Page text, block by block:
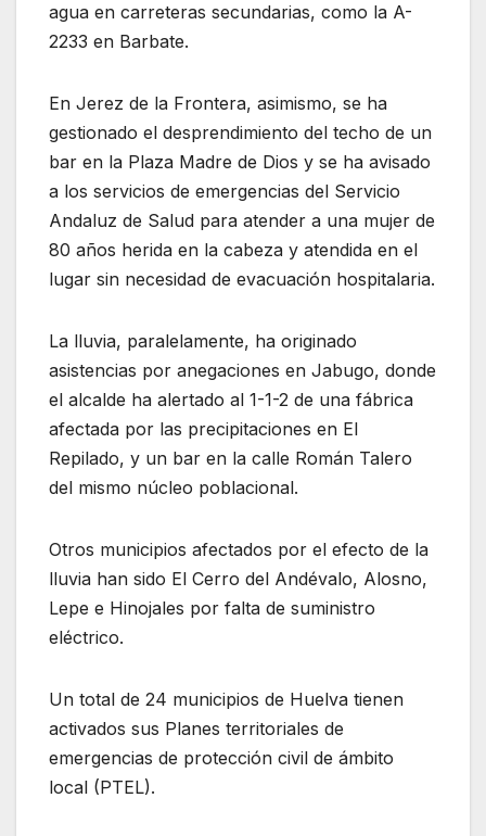
agua en carreteras secundarias, como la A-
2233 en Barbate.
En Jerez de la Frontera, asimismo, se ha
gestionado el desprendimiento del techo de un
bar en la Plaza Madre de Dios y se ha avisado
a los servicios de emergencias del Servicio
Andaluz de Salud para atender a una mujer de
80 años herida en la cabeza y atendida en el
lugar sin necesidad de evacuación hospitalaria.
La lluvia, paralelamente, ha originado
asistencias por anegaciones en Jabugo, donde
el alcalde ha alertado al 1-1-2 de una fábrica
afectada por las precipitaciones en El
Repilado, y un bar en la calle Román Talero
del mismo núcleo poblacional.
Otros municipios afectados por el efecto de la
lluvia han sido El Cerro del Andévalo, Alosno,
Lepe e Hinojales por falta de suministro
eléctrico.
Un total de 24 municipios de Huelva tienen
activados sus Planes territoriales de
emergencias de protección civil de ámbito
local (PTEL).